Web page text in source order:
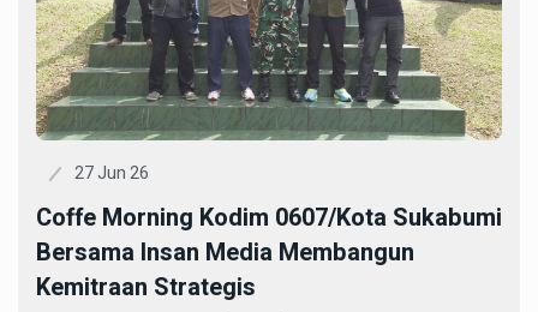
27 Jun 26
Coffe Morning Kodim 0607/Kota Sukabumi
Bersama Insan Media Membangun
Kemitraan Strategis